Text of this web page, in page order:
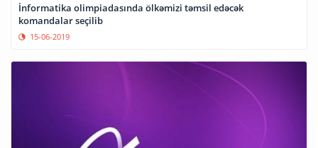
İnformatika olimpiadasında ölkəmizi təmsil edəcək
komandalar seçilib
15-06-2019